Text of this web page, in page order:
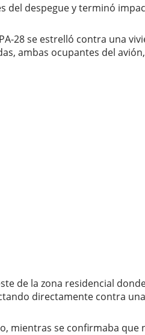
del despegue y terminó
28 se estrelló contra una
ambas ocupantes del
de la zona residencial
directamente contra
mientras se confirmaba